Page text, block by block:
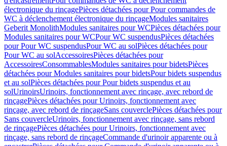
électronique du rinçagePièces détachées pour Pour commandes de
WC à déclenchement électronique du rinçageModules sanitaires
Geberit MonolithModules sanitaires pour WCPièces détachées pour
Modules sanitaires pour WCPour WC suspendusPièces détachées
pour Pour WC suspendusPour WC au solPièces détachées pour
Pour WC au solAccessoiresPièces détachées pour
AccessoiresConsommablesModules sanitaires pour bidetsPièces
détachées pour Modules sanitaires pour bidetsPour bidets suspendus
et au solPièces détachées pour Pour bidets suspendus et au
solUrinoirsUrinoirs, fonctionnement avec rinçage, avec rebord de
rinçagePièces détachées pour Urinoirs, fonctionnement avec
rinçage, avec rebord de rinçageSans couverclePièces détachées pour
Sans couvercleUrinoirs, fonctionnement avec rinçage, sans rebord
de rinçagePièces détachées pour Urinoirs, fonctionnement avec
rinçage, sans rebord de rinçageCommande d'urinoir apparente ou à